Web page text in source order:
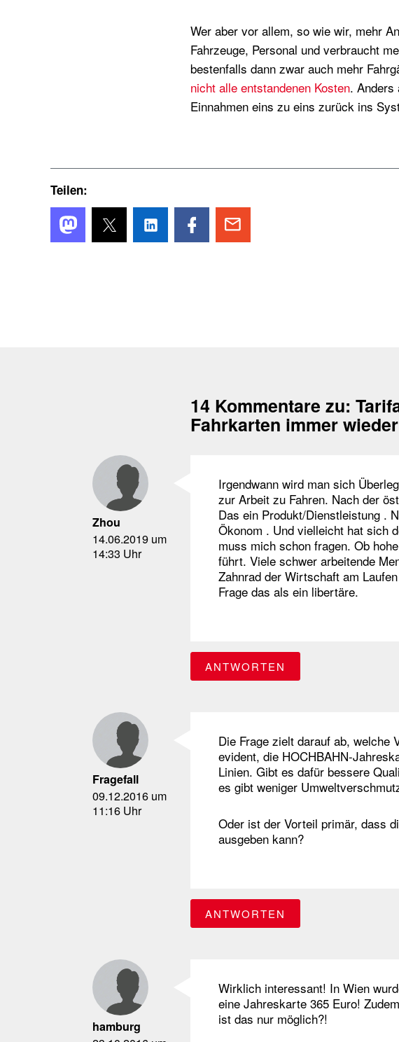
Wer aber vor allem, so wie wir, mehr
Fahrzeuge, Personal und verbraucht
bestenfalls dann zwar auch mehr
nicht alle entstandenen Kosten. Anders
Einnahmen eins zu eins zurück ins
Teilen:
14 Kommentare zu:
Fahrkarten immer
Zhou
14.06.2019 um
14:33 Uhr
Irgendwann wird man sich
zur Arbeit zu Fahren. Nach der
Das ein Produkt/Dienstleistung .
Ökonom . Und vielleicht hat sich
muss mich schon fragen. Ob
führt. Viele schwer arbeitende
Zahnrad der Wirtschaft am
Frage das als ein libertäre.
ANTWORTEN
Fragefall
09.12.2016 um
11:16 Uhr
Die Frage zielt darauf ab, welche
evident, die HOCHBAHN-
Linien. Gibt es dafür bessere
es gibt weniger
Oder ist der Vorteil primär, dass
ausgeben kann?
ANTWORTEN
hamburg
Wirklich interessant! In Wien
eine Jahreskarte 365 Euro!
ist das nur möglich?!